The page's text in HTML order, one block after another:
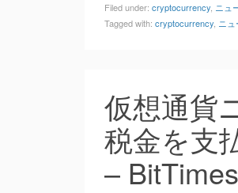
Filed under: cryptocurrency ニュ
Tagged with: cryptocurrency ニュ
仮想通貨
税金を支
– BitTimes